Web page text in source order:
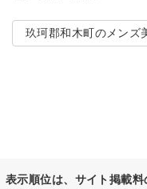
玖珂郡和木町のメンズ
表示順位は、サイト掲載